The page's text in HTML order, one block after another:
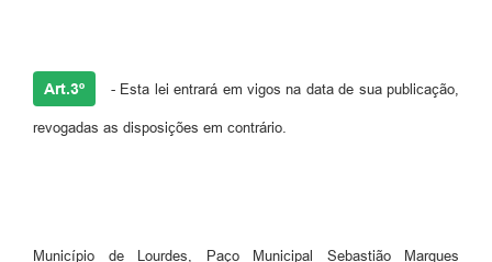
Art.3º - Esta lei entrará em vigos na data de sua publicação,
revogadas as disposições em contrário.
Município de Lourdes, Paço Municipal Sebastião Marques